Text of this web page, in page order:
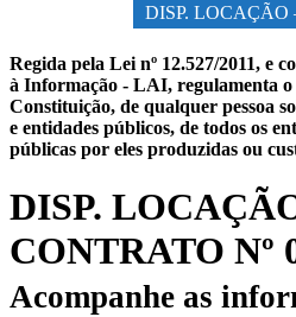
DISP. LOCAÇÃO
Regida pela Lei nº 12.527/2011, e
à Informação - LAI, regulamenta
Constituição, de qualquer pessoa
e entidades públicos, de todos os
públicas por eles produzidas ou
DISP.
CONTRATO Nº
Acompanhe as